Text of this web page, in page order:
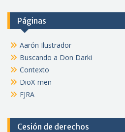
Páginas
Aarón Ilustrador
Buscando a Don Darki
Contexto
DioX-men
FJRA
Cesión de derechos